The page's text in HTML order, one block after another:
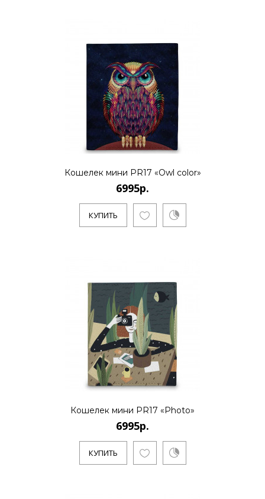
КУПИТЬ
6995р.
..
КУПИТЬ
КУПИТЬ
Кошелек мини PR17 «Owl color»
6995р.
КУПИТЬ
Кошелек мини PR17 «Photo»
6995р.
КУПИТЬ